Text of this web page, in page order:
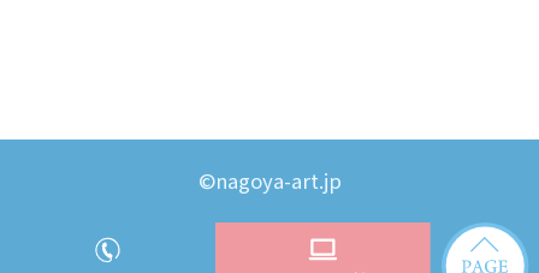
©nagoya-art.jp